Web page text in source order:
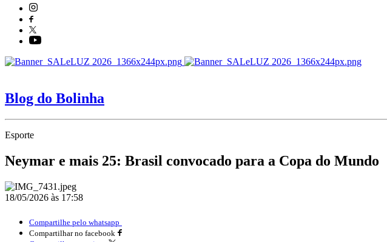
Blog do Bolinha
Esporte
Neymar e mais 25: Brasil convocado para a Copa do Mundo
18/05/2026 às 17:58
Compartilhe pelo whatsapp
Compartilhar no facebook